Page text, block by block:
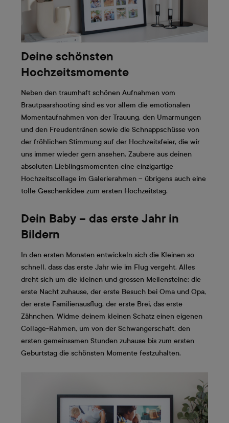
Deine schönsten
Hochzeitsmomente
Neben den traumhaft schönen Aufnahmen vom
Brautpaarshooting sind es vor allem die emotionalen
Momentaufnahmen von der Trauung, den Umarmungen
und den Freudentränen sowie die Schnappschüsse von
der fröhlichen Stimmung auf der Hochzeitsfeier, die wir
uns immer wieder gern ansehen. Zaubere aus deinen
absoluten Lieblingsmomenten eine einzigartige
Hochzeitscollage im Galerierahmen – übrigens auch eine
tolle Geschenkidee zum ersten Hochzeitstag.
Dein Baby – das erste Jahr in
Bildern
In den ersten Monaten entwickeln sich die Kleinen so
schnell, dass das erste Jahr wie im Flug vergeht. Alles
dreht sich um die kleinen und grossen Meilensteine: die
erste Nacht zuhause, der erste Besuch bei Oma und Opa,
der erste Familienausflug, der erste Brei, das erste
Zähnchen. Widme deinem kleinen Schatz einen eigenen
Collage-Rahmen, um von der Schwangerschaft, den
ersten gemeinsamen Stunden zuhause bis zum ersten
Geburtstag die schönsten Momente festzuhalten.